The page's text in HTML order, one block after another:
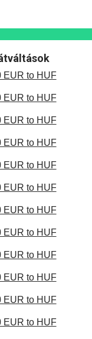
EUR to HUF
EUR to HUF
EUR to HUF
EUR to HUF
EUR to HUF
EUR to HUF
EUR to HUF
EUR to HUF
EUR to HUF
EUR to HUF
EUR to HUF
EUR to HUF